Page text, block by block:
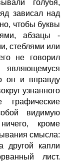
голубя,
зависал над
чтобы буквы
абзацы -
стеблями или
не говорил
он и вправду
узнанного
видимую
кроме
смысла:
капли
лист.